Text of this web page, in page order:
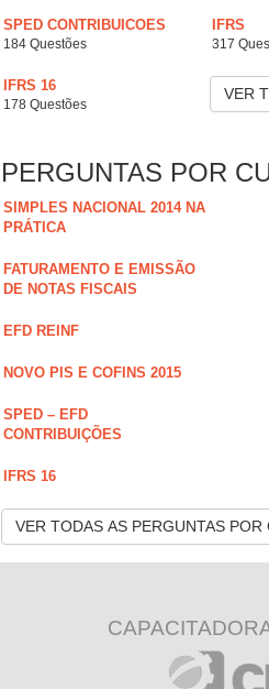
SPED CONTRIBUICOES
184 Questões
IFRS
317
IFRS 16
178 Questões
VER
PERGUNTAS POR
SIMPLES NACIONAL 2014 NA
PRÁTICA
FATURAMENTO E EMISSÃO
DE NOTAS FISCAIS
EFD REINF
NOVO PIS E COFINS 2015
SPED – EFD
CONTRIBUIÇÕES
IFRS 16
VER TODAS AS PERGUNTAS POR